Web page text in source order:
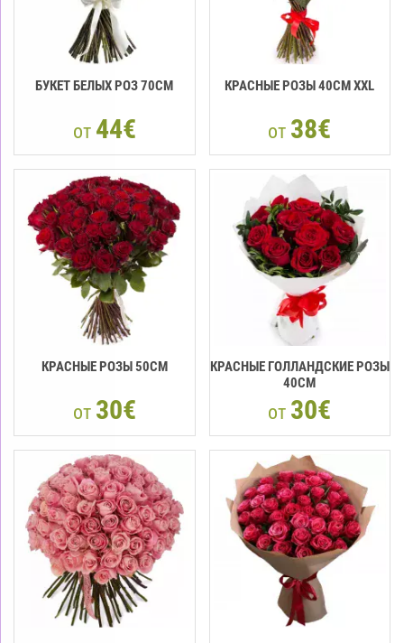
БУКЕТ БЕЛЫХ РОЗ 70CM
от 44€
КРАСНЫЕ РОЗЫ 40CМ XXL
от 38€
КРАСНЫЕ РОЗЫ 50CМ
от 30€
КРАСНЫЕ ГОЛЛАНДСКИЕ РОЗЫ
40CM
от 30€